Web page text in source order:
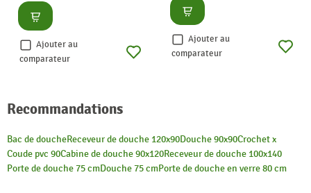
Consulter
Ajouter au
comparateur
Consulter
Ajouter au
comparateur
Recommandations
Bac de doucheReceveur de douche 120x90Douche 90x90Crochet x
Coude pvc 90Cabine de douche 90x120Receveur de douche 100x140
Porte de douche 75 cmDouche 75 cmPorte de douche en verre 80 cm